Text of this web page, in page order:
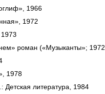
1966
1972
роман («Музыканты»; 1972
1978
Детская литература, 1984